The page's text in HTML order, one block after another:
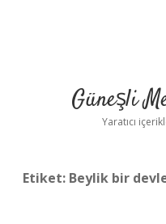
Güneşli
Yaratıcı
Etiket: Beylik bir